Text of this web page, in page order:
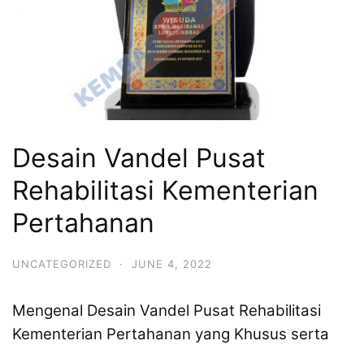
Desain Vandel Pusat
Rehabilitasi Kementerian
Pertahanan
UNCATEGORIZED · JUNE 4, 2022
Mengenal Desain Vandel Pusat Rehabilitasi
Kementerian Pertahanan yang Khusus serta